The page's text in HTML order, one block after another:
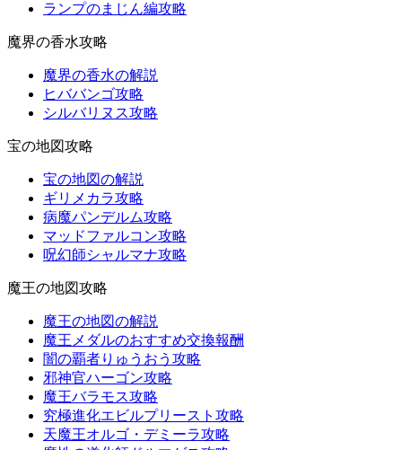
ランプのまじん編攻略
魔界の香水攻略
魔界の香水の解説
ヒババンゴ攻略
シルバリヌス攻略
宝の地図攻略
宝の地図の解説
ギリメカラ攻略
病魔パンデルム攻略
マッドファルコン攻略
呪幻師シャルマナ攻略
魔王の地図攻略
魔王の地図の解説
魔王メダルのおすすめ交換報酬
闇の覇者りゅうおう攻略
邪神官ハーゴン攻略
魔王バラモス攻略
究極進化エビルプリースト攻略
天魔王オルゴ・デミーラ攻略